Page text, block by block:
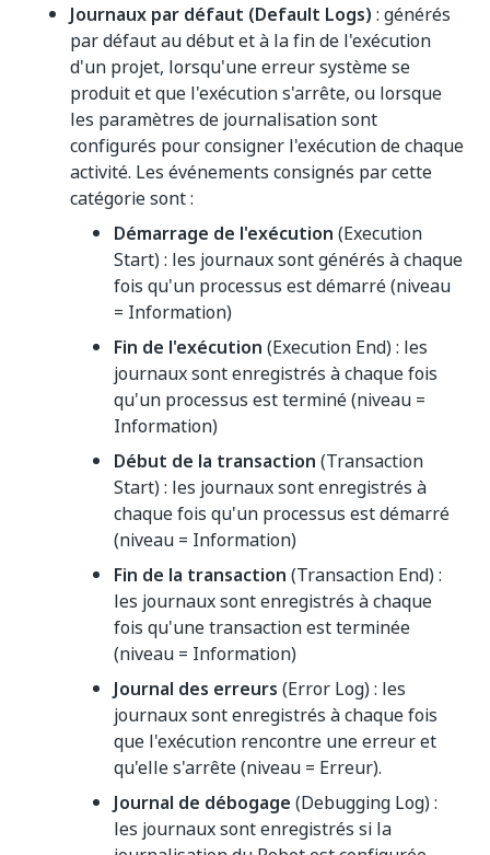
Journaux par défaut (Default Logs) : générés
par défaut au début et à la fin de l'exécution
d'un projet, lorsqu'une erreur système se
produit et que l'exécution s'arrête, ou lorsque
les paramètres de journalisation sont
configurés pour consigner l'exécution de chaque
activité. Les événements consignés par cette
catégorie sont :
Démarrage de l'exécution (Execution
Start) : les journaux sont générés à chaque
fois qu'un processus est démarré (niveau
= Information)
Fin de l'exécution (Execution End) : les
journaux sont enregistrés à chaque fois
qu'un processus est terminé (niveau =
Information)
Début de la transaction (Transaction
Start) : les journaux sont enregistrés à
chaque fois qu'un processus est démarré
(niveau = Information)
Fin de la transaction (Transaction End) :
les journaux sont enregistrés à chaque
fois qu'une transaction est terminée
(niveau = Information)
Journal des erreurs (Error Log) : les
journaux sont enregistrés à chaque fois
que l'exécution rencontre une erreur et
qu'elle s'arrête (niveau = Erreur).
Journal de débogage (Debugging Log) :
les journaux sont enregistrés si la